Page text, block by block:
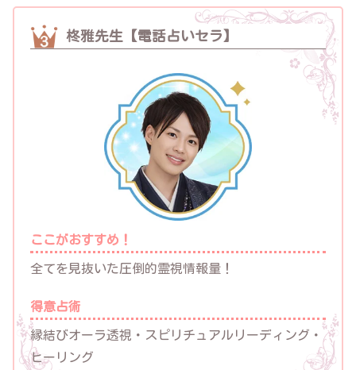
柊雅先生【電話占いセラ】
ここがおすすめ！
全てを見抜いた圧倒的霊視情報量！
得意占術
縁結びオーラ透視・スピリチュアルリーディング・
ヒーリング